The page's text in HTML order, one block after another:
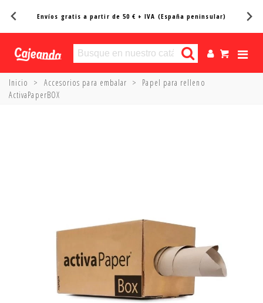
Entregas en 24/48h*
Inicio > Accesorios para embalar >
Papel para relleno
ActivaPaperBOX